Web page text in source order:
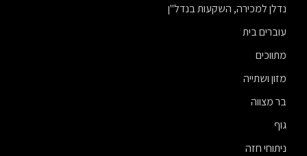
נדלן למכירה, השקעות בנדל"ן
עוברים בית
מתווכים
מזון ושתייה
בר מצווה
גוף
ניתוחי חזה